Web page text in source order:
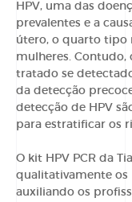
HPV, uma das
prevalentes e a
útero, o quarto tipo
mulheres. Contudo,
tratado se
da detecção
detecção de HPV
para estratificar os
O kit HPV PCR da
qualitativamente os
auxiliando os